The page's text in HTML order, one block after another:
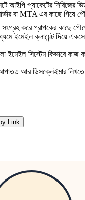
আইপি প্যাকেটের সিরিজের
বা MTA এর কাছে গিয়ে
করে প্রাপকের কাছে
ইমেইল ক্লায়েন্ট দিয়ে
সিস্টেম কিভাবে কাজ
আর ডিসক্লেইমার
Link